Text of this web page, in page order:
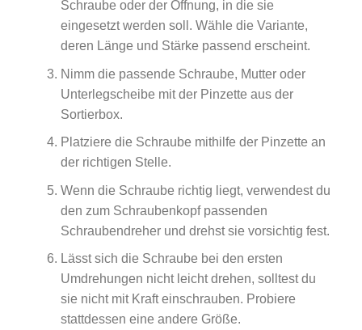
Schraube oder der Öffnung, in die sie
eingesetzt werden soll. Wähle die Variante,
deren Länge und Stärke passend erscheint.
Nimm die passende Schraube, Mutter oder
Unterlegscheibe mit der Pinzette aus der
Sortierbox.
Platziere die Schraube mithilfe der Pinzette an
der richtigen Stelle.
Wenn die Schraube richtig liegt, verwendest du
den zum Schraubenkopf passenden
Schraubendreher und drehst sie vorsichtig fest.
Lässt sich die Schraube bei den ersten
Umdrehungen nicht leicht drehen, solltest du
sie nicht mit Kraft einschrauben. Probiere
stattdessen eine andere Größe.